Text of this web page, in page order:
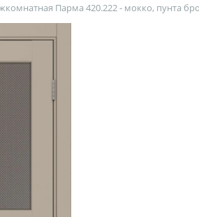
Парма 420.222 - мокко, пунта